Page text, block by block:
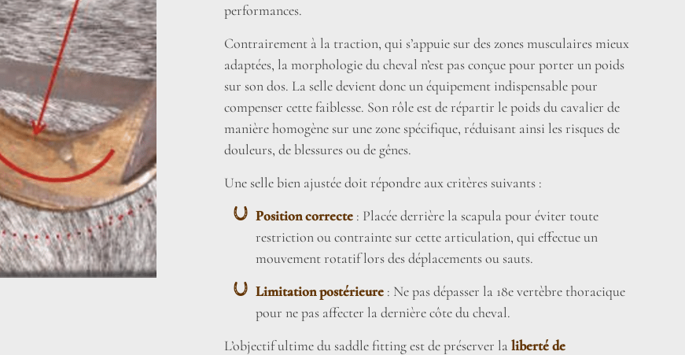
performances.
Contrairement à la traction, qui s’appuie sur des zones musculaires mieux
adaptées, la morphologie du cheval n’est pas conçue pour porter un poids
sur son dos. La selle devient donc un équipement indispensable pour
compenser cette faiblesse. Son rôle est de répartir le poids du cavalier de
manière homogène sur une zone spécifique, réduisant ainsi les risques de
douleurs, de blessures ou de gênes.
Une selle bien ajustée doit répondre aux critères suivants :
Position correcte : Placée derrière la scapula pour éviter toute
restriction ou contrainte sur cette articulation, qui effectue un
mouvement rotatif lors des déplacements ou sauts.
Limitation postérieure : Ne pas dépasser la 18e vertèbre thoracique
pour ne pas affecter la dernière côte du cheval.
L’objectif ultime du saddle fitting est de préserver laliberté de